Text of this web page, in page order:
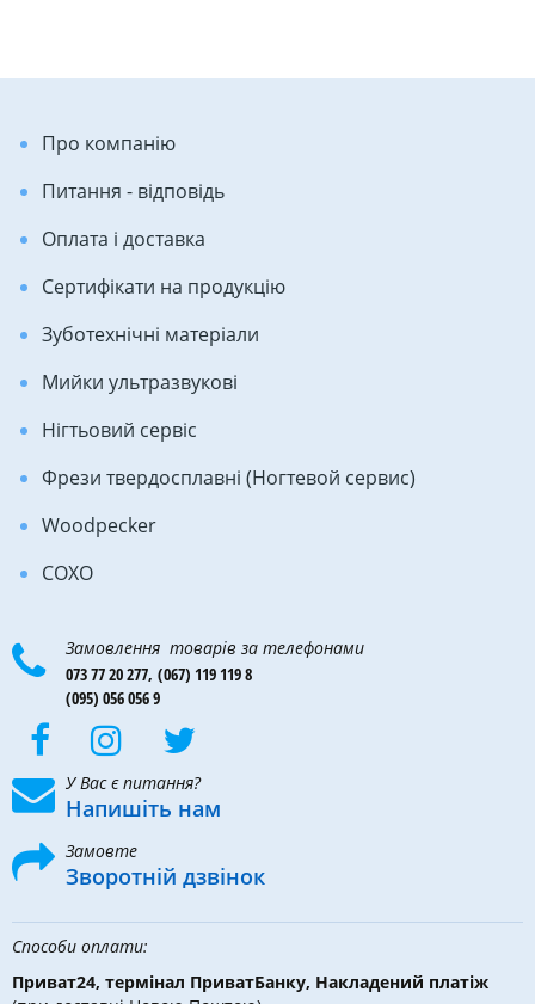
Про компанію
Питання - відповідь
Оплата і доставка
Сертифікати на продукцію
Зуботехнічні матеріали
Мийки ультразвукові
Нігтьовий сервіс
Фрези твердосплавні (Ногтевой сервис)
Woodpecker
COXO
Замовлення товарів за телефонами
073 77 20 277, (067) 119 119 8
(095) 056 056 9
У Вас є питання?
Напишіть нам
Замовте
Зворотній дзвінок
Способи оплати:
Приват24, термінал ПриватБанку, Накладений платіж